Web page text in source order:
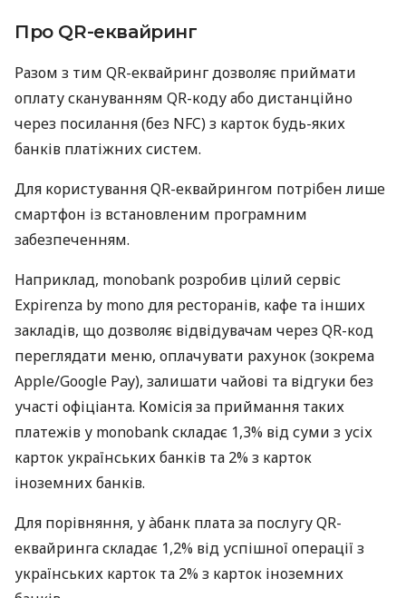
Про QR-еквайринг
Разом з тим QR-еквайринг дозволяє приймати
оплату скануванням QR-коду або дистанційно
через посилання (без NFC) з карток будь-яких
банків платіжних систем.
Для користування QR-еквайрингом потрібен лише
смартфон із встановленим програмним
забезпеченням.
Наприклад, monobank розробив цілий сервіс
Expirenza by mono для ресторанів, кафе та інших
закладів, що дозволяє відвідувачам через QR-код
переглядати меню, оплачувати рахунок (зокрема
Apple/Google Pay), залишати чайові та відгуки без
участі офіціанта. Комісія за приймання таких
платежів у monobank складає 1,3% від суми з усіх
карток українських банків та 2% з карток
іноземних банків.
Для порівняння, у àбанк плата за послугу QR-
еквайринга складає 1,2% від успішної операції з
українських карток та 2% з карток іноземних